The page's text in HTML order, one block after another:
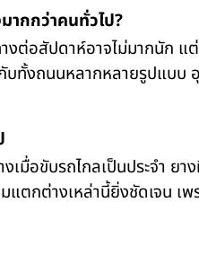
มากกว่าคนทั่วไป?
งต่อสัปดาห์อาจไม่มากนัก
ทั้งถนนหลากหลายรูปแบบ
มื่อขับรถไกลเป็นประจำ
ตกต่างเหล่านี้ยิ่งชัดเจน เ